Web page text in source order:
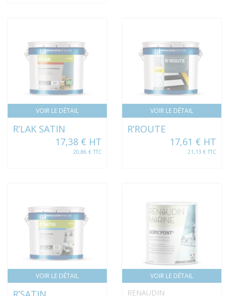
VOIR LE DÉTAIL
R’LAK SATIN
17,38 € HT
20,86 € TTC
VOIR LE DÉTAIL
R’ROUTE
17,61 € HT
21,13 € TTC
VOIR LE DÉTAIL VOIR LE DÉTAIL
RENAUDIN